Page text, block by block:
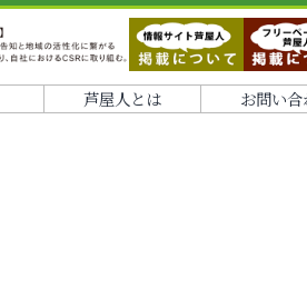
芦屋人とは お問い